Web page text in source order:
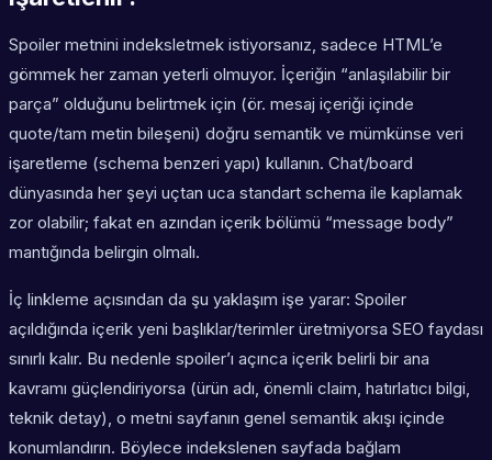
Spoiler metnini indeksletmek istiyorsanız, sadece HTML’e
gömmek her zaman yeterli olmuyor. İçeriğin “anlaşılabilir bir
parça” olduğunu belirtmek için (ör. mesaj içeriği içinde
quote/tam metin bileşeni) doğru semantik ve mümkünse veri
işaretleme (schema benzeri yapı) kullanın. Chat/board
dünyasında her şeyi uçtan uca standart schema ile kaplamak
zor olabilir; fakat en azından içerik bölümü “message body”
mantığında belirgin olmalı.
İç linkleme açısından da şu yaklaşım işe yarar: Spoiler
açıldığında içerik yeni başlıklar/terimler üretmiyorsa SEO faydası
sınırlı kalır. Bu nedenle spoiler’ı açınca içerik belirli bir ana
kavramı güçlendiriyorsa (ürün adı, önemli claim, hatırlatıcı bilgi,
teknik detay), o metni sayfanın genel semantik akışı içinde
konumlandırın. Böylece indekslenen sayfada bağlam